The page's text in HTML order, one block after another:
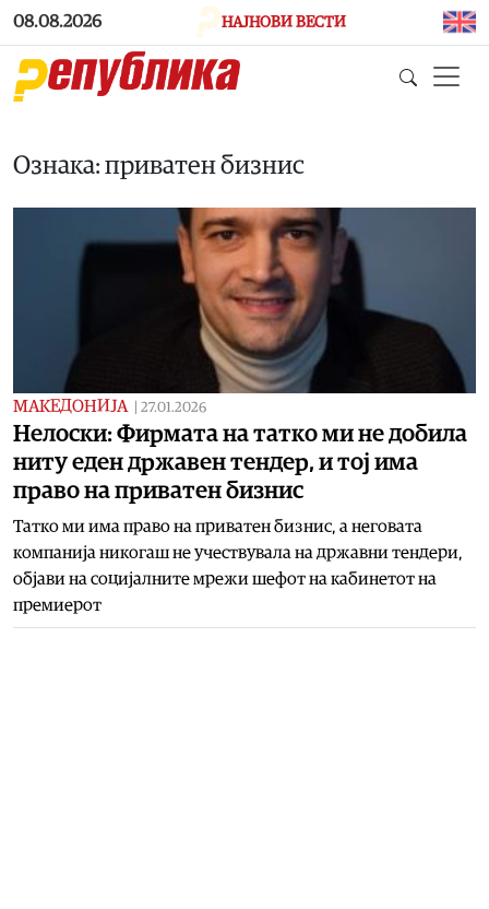
Skip to main content
08.08.2026 НАЈНОВИ ВЕСТИ
Ознака: приватен бизнис
МАКЕДОНИЈА 27.01.2026
Нелоски: Фирмата на татко ми не добила
ниту еден државен тендер, и тој има
право на приватен бизнис
Татко ми има право на приватен бизнис, а неговата
компанија никогаш не учествувала на државни тендери,
објави на социјалните мрежи шефот на кабинетот на
премиерот